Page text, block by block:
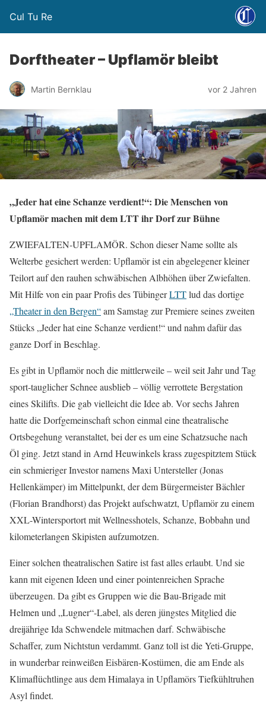
Cul Tu Re
Dorftheater – Upflamör bleibt
Martin Bernklau vor 2 Jahren
„Jeder hat eine Schanze verdient!“: Die Menschen von
Upflamör machen mit dem LTT ihr Dorf zur Bühne
ZWIEFALTEN-UPFLAMÖR. Schon dieser Name sollte als
Welterbe gesichert werden: Upflamör ist ein abgelegener kleiner
Teilort auf den rauhen schwäbischen Albhöhen über Zwiefalten.
Mit Hilfe von ein paar Profis des TübingerLTTlud das dortige
„Theater in den Bergen“am Samstag zur Premiere seines zweiten
Stücks „Jeder hat eine Schanze verdient!“ und nahm dafür das
ganze Dorf in Beschlag.
Es gibt in Upflamör noch die mittlerweile – weil seit Jahr und Tag
sport-tauglicher Schnee ausblieb – völlig verrottete Bergstation
eines Skilifts. Die gab vielleicht die Idee ab. Vor sechs Jahren
hatte die Dorfgemeinschaft schon einmal eine theatralische
Ortsbegehung veranstaltet, bei der es um eine Schatzsuche nach
Öl ging. Jetzt stand in Arnd Heuwinkels krass zugespitztem Stück
ein schmieriger Investor namens Maxi Untersteller (Jonas
Hellenkämper) im Mittelpunkt, der dem Bürgermeister Bächler
(Florian Brandhorst) das Projekt aufschwatzt, Upflamör zu einem
XXL-Wintersportort mit Wellnesshotels, Schanze, Bobbahn und
kilometerlangen Skipisten aufzumotzen.
Einer solchen theatralischen Satire ist fast alles erlaubt. Und sie
kann mit eigenen Ideen und einer pointenreichen Sprache
überzeugen. Da gibt es Gruppen wie die Bau-Brigade mit
Helmen und „Lugner“-Label, als deren jüngstes Mitglied die
dreijährige Ida Schwendele mitmachen darf. Schwäbische
Schaffer, zum Nichtstun verdammt. Ganz toll ist die Yeti-Gruppe,
in wunderbar reinweißen Eisbären-Kostümen, die am Ende als
Klimaflüchtlinge aus dem Himalaya in Upflamörs Tiefkühltruhen
Asyl findet.